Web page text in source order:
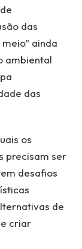
das
ainda
ambiental
das
os
precisam ser
desafios
de
criar